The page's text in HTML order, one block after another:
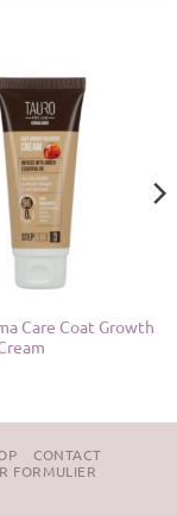
Care Coat Growth
CONTACT
FORMULIER